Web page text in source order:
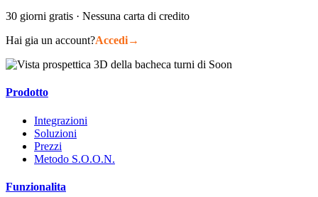
30 giorni gratis · Nessuna carta di credito
Hai gia un account?Accedi→
Prodotto
Integrazioni
Soluzioni
Prezzi
Metodo S.O.O.N.
Funzionalita